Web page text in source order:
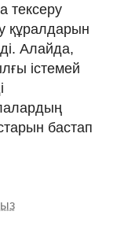
тексеру
құралдарын
Алайда,
істемей
бастап